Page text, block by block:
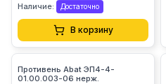
Наличие:
Достаточно
В корзину
Противень Abat ЭП4-4-
01.00.003-06 нерж.